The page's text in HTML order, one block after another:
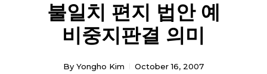
불일치 편지 법안 예
비중지판결 의미
By Yongho Kim
October 16, 2007